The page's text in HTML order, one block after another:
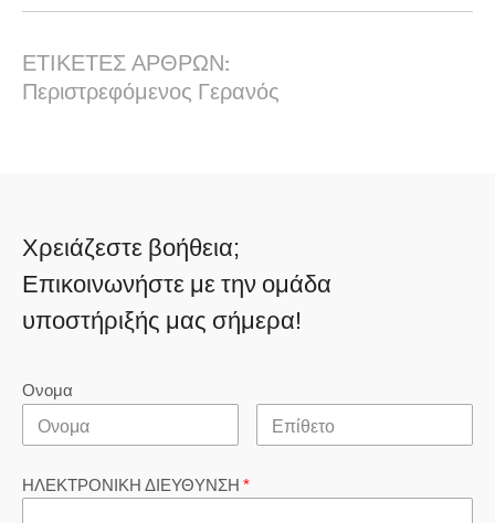
ΕΤΙΚΕΤΕΣ ΑΡΘΡΩΝ:
Περιστρεφόμενος Γερανός
Χρειάζεστε βοήθεια;
Επικοινωνήστε με την ομάδα
υποστήριξής μας σήμερα!
Ονομα
ΗΛΕΚΤΡΟΝΙΚΗ ΔΙΕΥΘΥΝΣΗ *